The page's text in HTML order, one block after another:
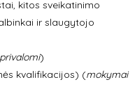
kitos sveikatinimo
ir slaugytojo
)
kvalifikacijos) (mokymai